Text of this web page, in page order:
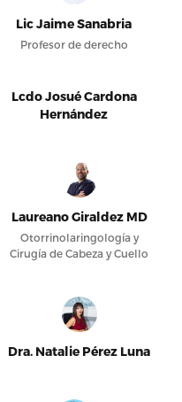
Lic Jaime Sanabria
Profesor de derecho
Lcdo Josué Cardona
Hernández
Laureano Giraldez MD
Otorrinolaringología y
Cirugía de Cabeza y Cuello
Dra. Natalie Pérez Luna